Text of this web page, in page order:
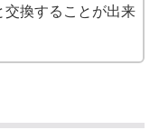
換することが出来